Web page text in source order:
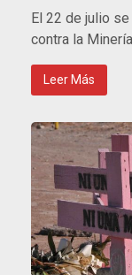
El 22 de julio
contra la
Leer Más